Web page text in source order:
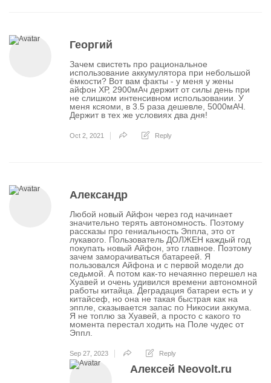
Георгий
Зачем свистеть про рациональное
использование аккумулятора при небольшой
ёмкости? Вот вам факты - у меня у жены
айфон ХР, 2900мАч держит от силы день при
не слишком интенсивном использовании. У
меня ксяоми, в 3.5 раза дешевле, 5000мАЧ.
Держит в тех же условиях два дня!
Oct 2, 2021 Reply
Александр
Любой новый Айфон через год начинает
значительно терять автономность. Поэтому
рассказы про гениальность Эппла, это от
лукавого. Пользователь ДОЛЖЕН каждый год
покупать новый Айфон, это главное. Поэтому
зачем заморачиваться батареей. Я
пользовался Айфона и с первой модели до
седьмой. А потом как-то нечаянно перешел на
Хуавей и очень удивился времени автономной
работы китайца. Деградация батареи есть и у
китайсеф, но она не такая быстрая как на
эппле, сказывается запас по Никосии аккума.
Я не топлю за Хуавей, а просто с какого то
момента перестал ходить на Поле чудес от
Эппл.
Sep 27, 2023 Reply
Алексей Neovolt.ru